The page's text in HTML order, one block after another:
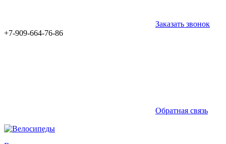
Заказать звонок
+7-909-664-76-86
Обратная связь